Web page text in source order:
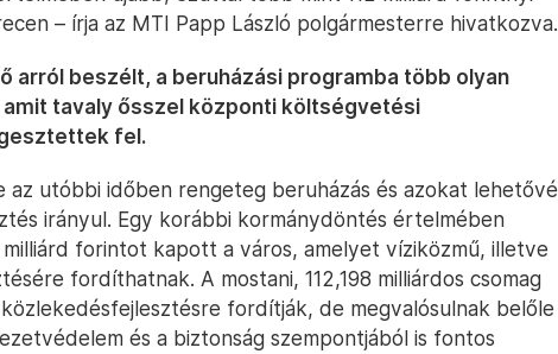
– írja az MTI Papp László polgármesterre hivatkozva.
arról beszélt, a beruházási programba több olyan
tavaly ősszel központi költségvetési
fel.
az utóbbi időben rengeteg beruházás és azokat lehetővé
irányul. Egy korábbi kormánydöntés értelmében
milliárd forintot kapott a város, amelyet víziközmű, illetve
fordíthatnak. A mostani, 112,198 milliárdos csomag
fordítják, de megvalósulnak belőle
és a biztonság szempontjából is fontos